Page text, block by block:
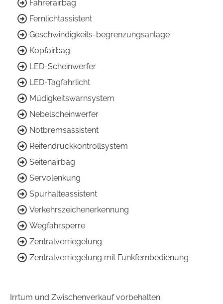
Fahrerairbag
Fernlichtassistent
Geschwindigkeits-begrenzungsanlage
Kopfairbag
LED-Scheinwerfer
LED-Tagfahrlicht
Müdigkeitswarnsystem
Nebelscheinwerfer
Notbremsassistent
Reifendruckkontrollsystem
Seitenairbag
Servolenkung
Spurhalteassistent
Verkehrszeichenerkennung
Wegfahrsperre
Zentralverriegelung
Zentralverriegelung mit Funkfernbedienung
Irrtum und Zwischenverkauf vorbehalten.